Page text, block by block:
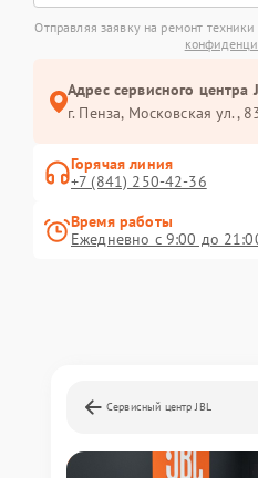
Отправляя заявку на ремонт техники
Адрес сервисного центра
г. Пенза, Московская ул.,
Горячая линия
+7 (841) 250-42-36
Время работы
Ежедневно с 9:00 до
Сервисный центр JBL